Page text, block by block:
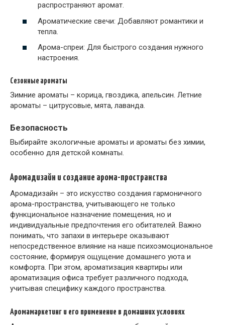
распространяют аромат.
Ароматические свечи: Добавляют романтики и
тепла.
Арома-спреи: Для быстрого создания нужного
настроения.
Сезонные ароматы
Зимние ароматы – корица, гвоздика, апельсин. Летние
ароматы – цитрусовые, мята, лаванда.
Безопасность
Выбирайте экологичные ароматы и ароматы без химии,
особенно для детской комнаты.
Аромадизайн и создание арома-пространства
Аромадизайн – это искусство создания гармоничного
арома-пространства, учитывающего не только
функциональное назначение помещения, но и
индивидуальные предпочтения его обитателей. Важно
понимать, что запахи в интерьере оказывают
непосредственное влияние на наше психоэмоциональное
состояние, формируя ощущение домашнего уюта и
комфорта. При этом, ароматизация квартиры или
ароматизация офиса требует различного подхода,
учитывая специфику каждого пространства.
Аромамаркетинг и его применение в домашних условиях